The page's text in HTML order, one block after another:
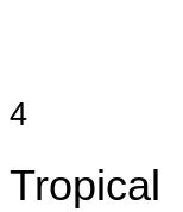
4
Tropical